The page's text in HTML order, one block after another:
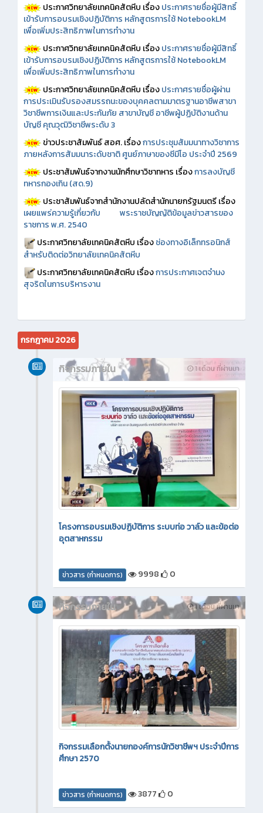
ประกาศวิทยาลัยเทคนิคสัตหีบ เรื่องประกาศรายชื่อผู้มีสิทธิ์
เข้ารับการอบรมเชิงปฏิบัติการ หลักสูตรการใช้ NotebookLM
เพื่อเพิ่มประสิทธิภาพในการทำงาน
ประกาศวิทยาลัยเทคนิคสัตหีบ เรื่องประกาศรายชื่อผู้มีสิทธิ์
เข้ารับการอบรมเชิงปฏิบัติการ หลักสูตรการใช้ NotebookLM
เพื่อเพิ่มประสิทธิภาพในการทำงาน
ประกาศวิทยาลัยเทคนิคสัตหีบ เรื่องประกาศรายชื่อผู้ผ่าน
การประเมินรับรองสมรรถนะของบุคคลตามมาตรฐานอาชีพสาขา
วิชาชีพการเงินและประกันภัย สาขาบัญชี อาชีพผู้ปฏิบัติงานด้าน
บัญชี คุณวุฒิวิชาชีพระดับ 3
ข่าวประชาสัมพันธ์ สอศ.เรื่องการประชุมสัมมนาทางวิชาการ
ภายหลังการสัมมนาระดับชาติ ศูนย์ภาษาของซีมีโอ ประจำปี 2569
ประชาสัมพันธ์จากงานนักศึกษาวิชาทหาร เรื่องการลงบัญชี
ทหารกองเกิน (สด.9)
ประชาสัมพันธ์จากสำนักงานปลัดสำนักนายกรัฐมนตรี เรื่อง
เผยแพร่ความรู้เกี่ยวกับ พระราชบัญญัติข้อมูลข่าวสารของ
ราชการ พ.ศ. 2540
ประกาศวิทยาลัยเทคนิคสัตหีบ เรื่องช่องทางอิเล็กทรอนิกส์
สำหรับติดต่อวิทยาลัยเทคนิคสัตหีบ
ประกาศวิทยาลัยเทคนิคสัตหีบ เรื่องการประกาศเจตจำนง
สุจริตในการบริหารงาน
กรกฎาคม 2026
1 เดือน ที่ผ่านมา
กิจกรรมภายใน
โครงการอบรมเชิงปฏิบัติการ ระบบท่อ วาล์ว และข้อต่อ
อุตสาหกรรม
ข่าวสาร (กำหนดการ) 9998 0
1 เดือน ที่ผ่านมา
กิจกรรมภายใน
กิจกรรมเลือกตั้งนายกองค์การนักวิชาชีพฯ ประจำปีการ
ศึกษา 2570
ข่าวสาร (กำหนดการ) 3877 0